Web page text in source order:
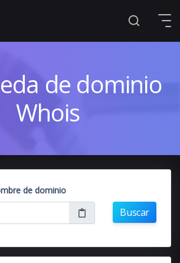
de dominio
Whois
de dominio
Buscar